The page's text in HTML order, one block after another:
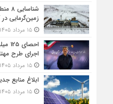
زمین‌گرمایی
۱۵ مرداد ۱۴۰۵ - ۱۵:۴۴
اجرای طرح
۱۵ مرداد ۱۴۰۵ - ۱۵:۴۰
ابلاغ منابع
۱۵ مرداد ۱۴۰۵ - ۱۵:۰۳